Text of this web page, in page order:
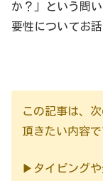
か？」という問
要性についてお話
この記事は、
頂きたい内容で
▶タイピングや